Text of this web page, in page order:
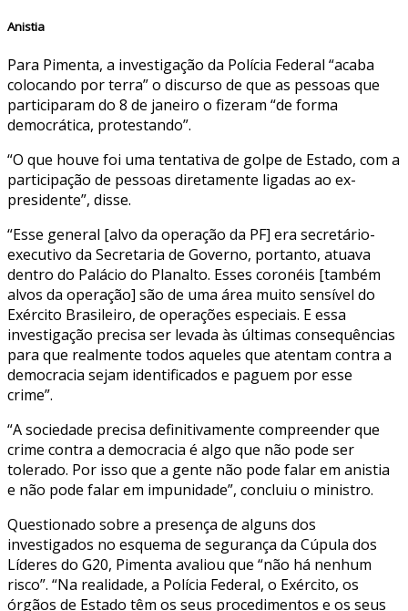
Anistia
Para Pimenta, a investigação da Polícia Federal “acaba
colocando por terra” o discurso de que as pessoas que
participaram do 8 de janeiro o fizeram “de forma
democrática, protestando”.
“O que houve foi uma tentativa de golpe de Estado, com a
participação de pessoas diretamente ligadas ao ex-
presidente”, disse.
“Esse general [alvo da operação da PF] era secretário-
executivo da Secretaria de Governo, portanto, atuava
dentro do Palácio do Planalto. Esses coronéis [também
alvos da operação] são de uma área muito sensível do
Exército Brasileiro, de operações especiais. E essa
investigação precisa ser levada às últimas consequências
para que realmente todos aqueles que atentam contra a
democracia sejam identificados e paguem por esse
crime”.
“A sociedade precisa definitivamente compreender que
crime contra a democracia é algo que não pode ser
tolerado. Por isso que a gente não pode falar em anistia
e não pode falar em impunidade”, concluiu o ministro.
Questionado sobre a presença de alguns dos
investigados no esquema de segurança da Cúpula dos
Líderes do G20, Pimenta avaliou que “não há nenhum
risco”. “Na realidade, a Polícia Federal, o Exército, os
órgãos de Estado têm os seus procedimentos e os seus